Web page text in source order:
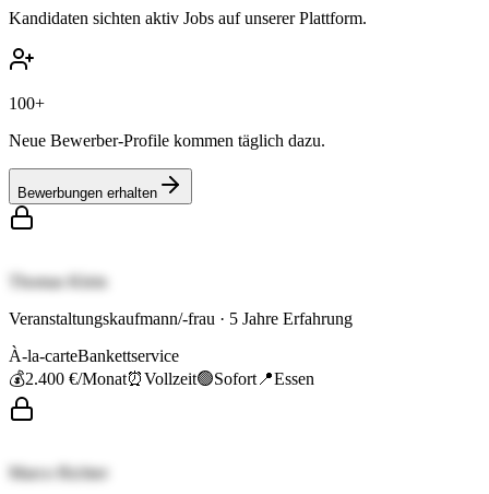
Kandidaten sichten aktiv Jobs auf unserer Plattform.
100+
Neue Bewerber-Profile kommen täglich dazu.
Bewerbungen erhalten
Thomas Klein
Veranstaltungskaufmann/-frau · 5 Jahre Erfahrung
À-la-carteBankettservice
💰2.400 €/Monat⏰Vollzeit🟢Sofort 📍Essen
Marco Richter